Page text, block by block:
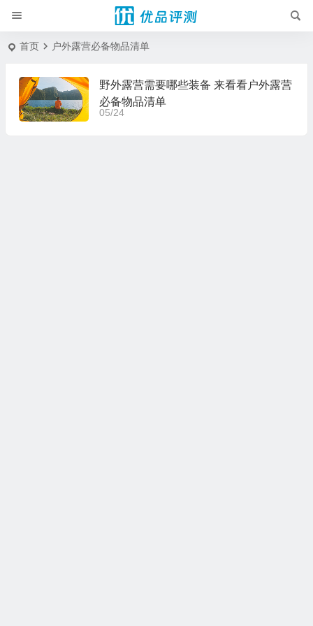
首页 户外露营必备物品清单
野外露营需要哪些装备 来看看户外露营
必备物品清单
05/24